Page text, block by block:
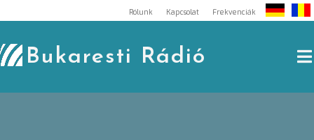
to
content
Rólunk Kapcsolat Frekvenciák
Bukaresti Rádió